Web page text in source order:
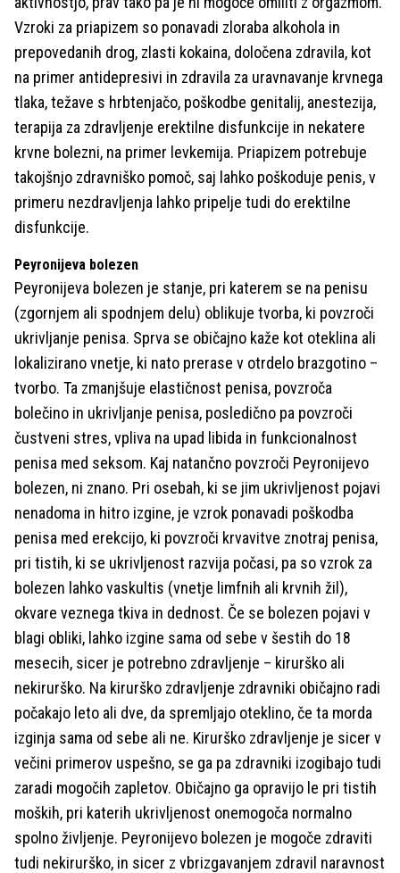
Vzroki za priapizem so ponavadi zloraba alkohola in
prepovedanih drog, zlasti kokaina, določena zdravila, kot
na primer antidepresivi in zdravila za uravnavanje krvnega
tlaka, težave s hrbtenjačo, poškodbe genitalij, anestezija,
terapija za zdravljenje erektilne disfunkcije in nekatere
krvne bolezni, na primer levkemija. Priapizem potrebuje
takojšnjo zdravniško pomoč, saj lahko poškoduje penis, v
primeru nezdravljenja lahko pripelje tudi do erektilne
disfunkcije.
Peyronijeva bolezen
Peyronijeva bolezen je stanje, pri katerem se na penisu
(zgornjem ali spodnjem delu) oblikuje tvorba, ki povzroči
ukrivljanje penisa. Sprva se običajno kaže kot oteklina ali
lokalizirano vnetje, ki nato prerase v otrdelo brazgotino –
tvorbo. Ta zmanjšuje elastičnost penisa, povzroča
bolečino in ukrivljanje penisa, posledično pa povzroči
čustveni stres, vpliva na upad libida in funkcionalnost
penisa med seksom. Kaj natančno povzroči Peyronijevo
bolezen, ni znano. Pri osebah, ki se jim ukrivljenost pojavi
nenadoma in hitro izgine, je vzrok ponavadi poškodba
penisa med erekcijo, ki povzroči krvavitve znotraj penisa,
pri tistih, ki se ukrivljenost razvija počasi, pa so vzrok za
bolezen lahko vaskultis (vnetje limfnih ali krvnih žil),
okvare veznega tkiva in dednost. Če se bolezen pojavi v
blagi obliki, lahko izgine sama od sebe v šestih do 18
mesecih, sicer je potrebno zdravljenje – kirurško ali
nekirurško. Na kirurško zdravljenje zdravniki običajno radi
počakajo leto ali dve, da spremljajo oteklino, če ta morda
izginja sama od sebe ali ne. Kirurško zdravljenje je sicer v
večini primerov uspešno, se ga pa zdravniki izogibajo tudi
zaradi mogočih zapletov. Običajno ga opravijo le pri tistih
moških, pri katerih ukrivljenost onemogoča normalno
spolno življenje. Peyronijevo bolezen je mogoče zdraviti
tudi nekirurško, in sicer z vbrizgavanjem zdravil naravnost